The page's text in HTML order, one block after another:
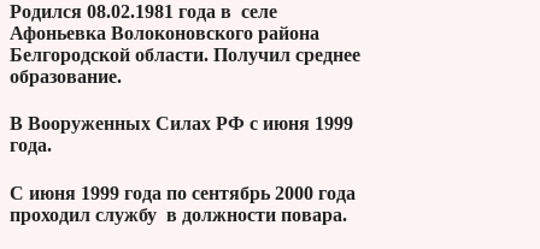
Родился 08.02.1981 года в селе
Афоньевка Волоконовского района
Белгородской области. Получил среднее
образование.
В Вооруженных Силах РФ с июня 1999
года.
С июня 1999 года по сентябрь 2000 года
проходил службу в должности повара.